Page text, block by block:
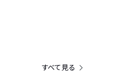
すべて見る